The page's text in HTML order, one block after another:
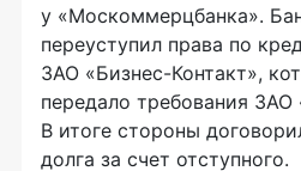
у «Москоммерцбанка».
переуступил права по
ЗАО «Бизнес-Контакт»,
передало требования ЗАО
В итоге стороны
долга за счет отступного.